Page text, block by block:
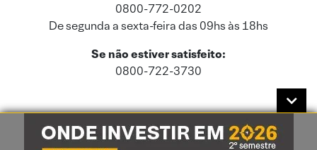
0800-772-0202
De segunda a sexta-feira das 09hs às 18hs
Se não estiver satisfeito:
0800-722-3730
Este site usa cookies e dados pessoais de acordo com a nossaPolítica de
Cookies
e a nossaPolítica de Privacidade.